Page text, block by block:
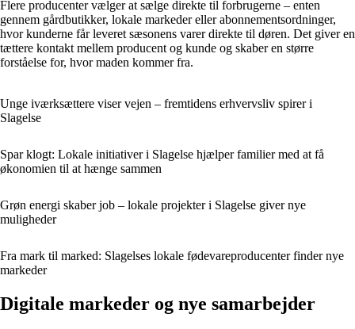
Flere producenter vælger at sælge direkte til forbrugerne – enten
gennem gårdbutikker, lokale markeder eller abonnementsordninger,
hvor kunderne får leveret sæsonens varer direkte til døren. Det giver en
tættere kontakt mellem producent og kunde og skaber en større
forståelse for, hvor maden kommer fra.
Unge iværksættere viser vejen – fremtidens erhvervsliv spirer i
Slagelse
Spar klogt: Lokale initiativer i Slagelse hjælper familier med at få
økonomien til at hænge sammen
Grøn energi skaber job – lokale projekter i Slagelse giver nye
muligheder
Fra mark til marked: Slagelses lokale fødevareproducenter finder nye
markeder
Digitale markeder og nye samarbejder